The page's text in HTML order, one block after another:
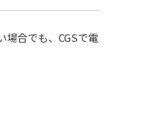
合でも、CGSで電